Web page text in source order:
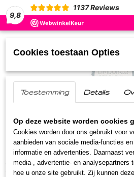
9,8
1137 Reviews
Home >Limburgse
pakketten>Streekpakketje
Cookies toestaan Opties
Toestemming Details
Op deze website worden cookies
Cookies worden door ons gebruikt voor
aanbieden van sociale media-functies
informatie en advertenties. Daarnaast
media-, advertentie- en analysepartners
hoe u onze site gebruikt. Zij kunnen